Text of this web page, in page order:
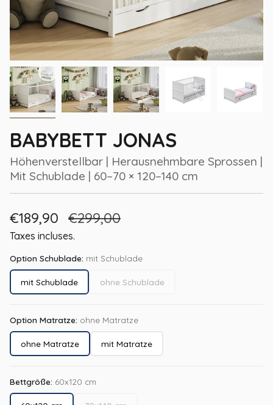
BABYBETT JONAS
Höhenverstellbar | Herausnehmbare Sprossen |
Mit Schublade | 60–70 × 120–140 cm
Prix
de
vente
€189,90 Prix
régulier
€299,00
Taxes incluses.
Option Schublade: mit Schublade
mit Schublade ohne Schublade
Option Matratze: ohne Matratze
ohne Matratze mit Matratze
Bettgröße: 60x120 cm